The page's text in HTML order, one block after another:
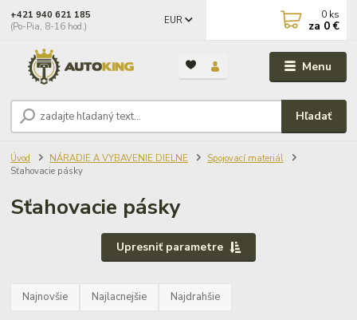
Menu
EUR
Hľadať
+421 940 621 185
(Po-Pia, 8-16 hod.)
0 ks
za 0 €
Úvod NÁRADIE A VYBAVENIE DIELNE
Spojovací materiál
Sťahovacie pásky
Sťahovacie pásky
Upresniť parametre
Najnovšie Najlacnejšie Najdrahšie